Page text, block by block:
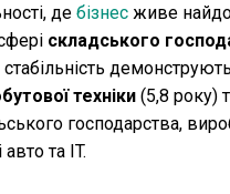
де бізнес живе
складського
техніки (5,8 року)
господарства,
та IT.